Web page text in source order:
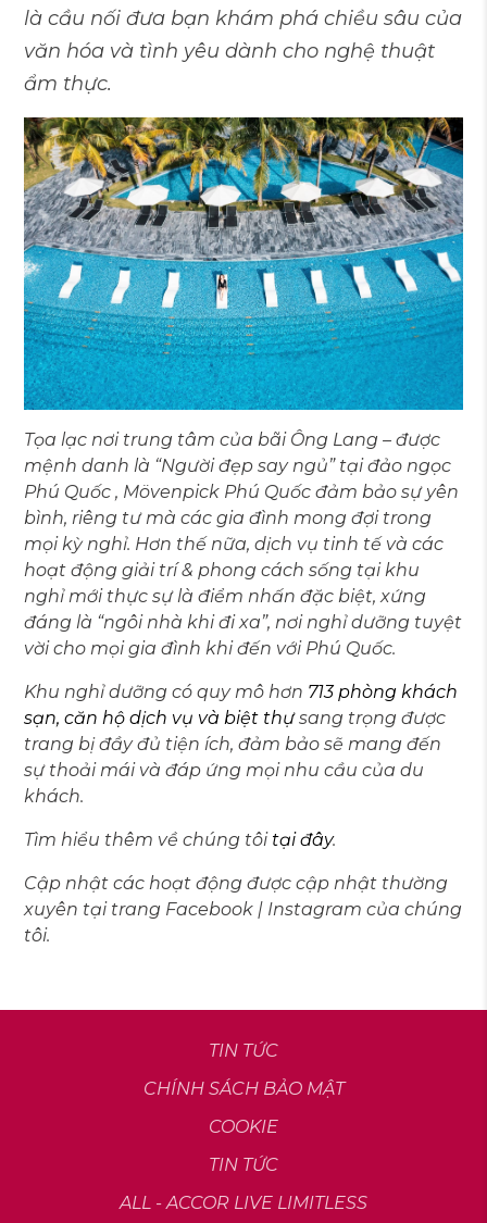
là cầu nối đưa bạn khám phá chiều sâu của
văn hóa và tình yêu dành cho nghệ thuật
ẩm thực.
Tọa lạc nơi trung tâm của bãi Ông Lang – được
mệnh danh là “Người đẹp say ngủ” tại đảo ngọc
Phú Quốc , Mövenpick Phú Quốc đảm bảo sự yên
bình, riêng tư mà các gia đình mong đợi trong
mọi kỳ nghỉ. Hơn thế nữa, dịch vụ tinh tế và các
hoạt động giải trí & phong cách sống tại khu
nghỉ mới thực sự là điểm nhấn đặc biệt, xứng
đáng là “ngôi nhà khi đi xa”, nơi nghỉ dưỡng tuyệt
vời cho mọi gia đình khi đến với Phú Quốc.
Khu nghỉ dưỡng có quy mô hơn 713 phòng khách
sạn, căn hộ dịch vụ và biệt thựsang trọng được
trang bị đầy đủ tiện ích, đảm bảo sẽ mang đến
sự thoải mái và đáp ứng mọi nhu cầu của du
khách.
Tìm hiểu thêm về chúng tôi tại đây.
Cập nhật các hoạt động được cập nhật thường
xuyên tại trang Facebook | Instagram của chúng
tôi.
TIN TỨC
CHÍNH SÁCH BẢO MẬT
COOKIE
TIN TỨC
ALL - ACCOR LIVE LIMITLESS